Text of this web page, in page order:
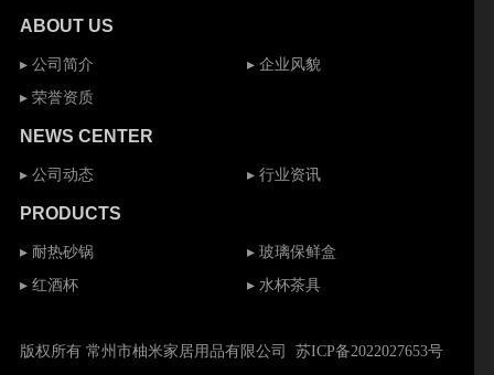
ABOUT US
▸ 公司简介
▸ 企业风貌
▸ 荣誉资质
NEWS CENTER
▸ 公司动态 ▸ 行业资讯
PRODUCTS
▸ 耐热砂锅
▸ 玻璃保鲜盒
▸ 红酒杯
▸ 水杯茶具
版权所有 常州市柚米家居用品有限公司 苏ICP备2022027653号